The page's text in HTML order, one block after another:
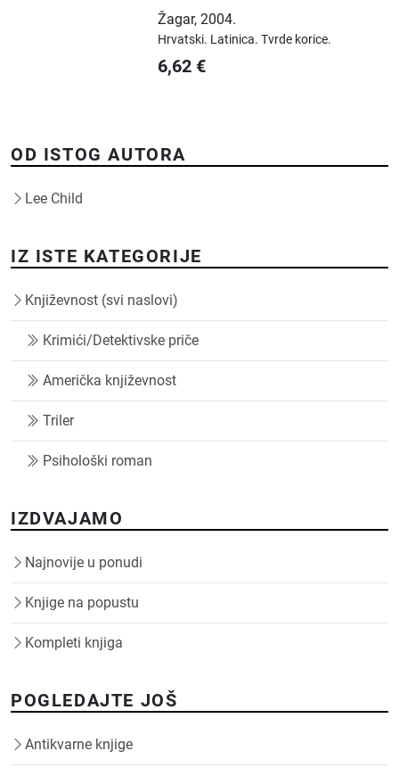
Žagar,2004.
Hrvatski. Latinica.Tvrde korice.
6,62 €
OD ISTOG AUTORA
Lee Child
IZ ISTE KATEGORIJE
Književnost (svi naslovi)
Krimići/Detektivske priče
Američka književnost
Triler
Psihološki roman
IZDVAJAMO
Najnovije u ponudi
Knjige na popustu
Kompleti knjiga
POGLEDAJTE JOŠ
Antikvarne knjige